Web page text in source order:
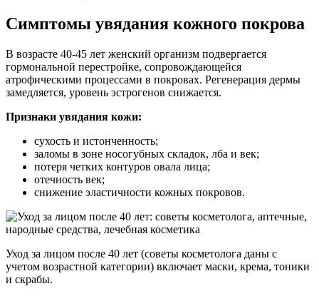
Симптомы увядания кожного покрова
В возрасте 40-45 лет женский организм подвергается
гормональной перестройке, сопровождающейся
атрофическими процессами в покровах. Регенерация дермы
замедляется, уровень эстрогенов снижается.
Признаки увядания кожи:
сухость и истонченность;
заломы в зоне носогубных складок, лба и век;
потеря четких контуров овала лица;
отечность век;
снижение эластичности кожных покровов.
Уход за лицом после 40 лет (советы косметолога даны с
учетом возрастной категории) включает маски, крема, тоники
и скрабы.